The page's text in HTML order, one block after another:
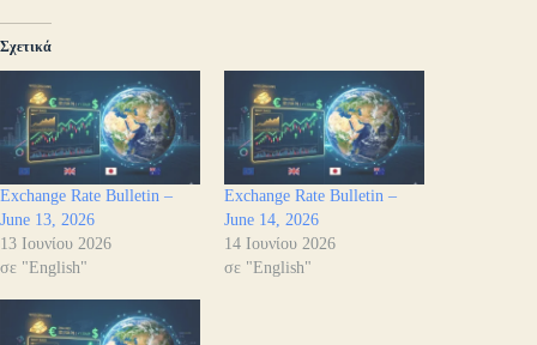
Σχετικά
Exchange Rate Bulletin –
June 13, 2026
13 Ιουνίου 2026
σε "English"
Exchange Rate Bulletin –
June 14, 2026
14 Ιουνίου 2026
σε "English"